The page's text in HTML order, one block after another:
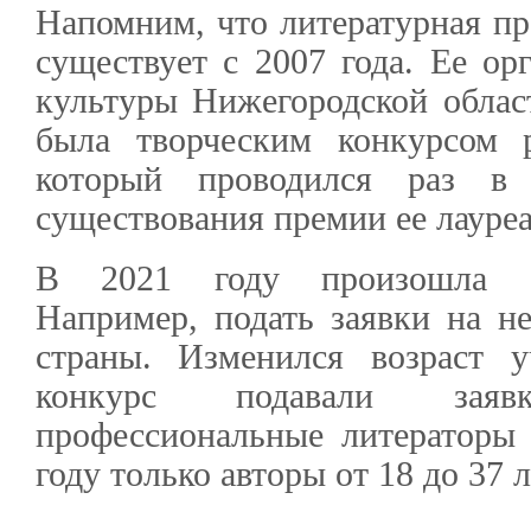
Напомним, что литературная
существует с 2007 года. Ее
культуры Нижегородской
была творческим конкурсом
который проводился раз
существования премии ее
В 2021 году произошла
Например, подать заявки на
страны. Изменился возраст
конкурс подавали
профессиональные
году только авторы от 18 до 37